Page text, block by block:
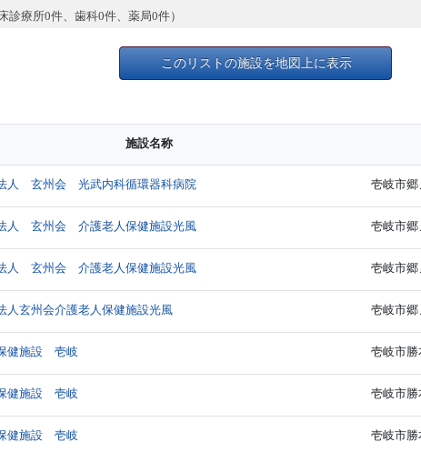
療所0件、歯科0件、薬局0件）
このリストの施設を地図上に表示
施設名称
人 玄州会 光武内科循環器科病院 壱岐市郷
人 玄州会 介護老人保健施設光風 壱岐市郷
人 玄州会 介護老人保健施設光風 壱岐市郷
人玄州会介護老人保健施設光風 壱岐市郷
健施設 壱岐 壱岐市勝
健施設 壱岐 壱岐市勝
健施設 壱岐 壱岐市勝